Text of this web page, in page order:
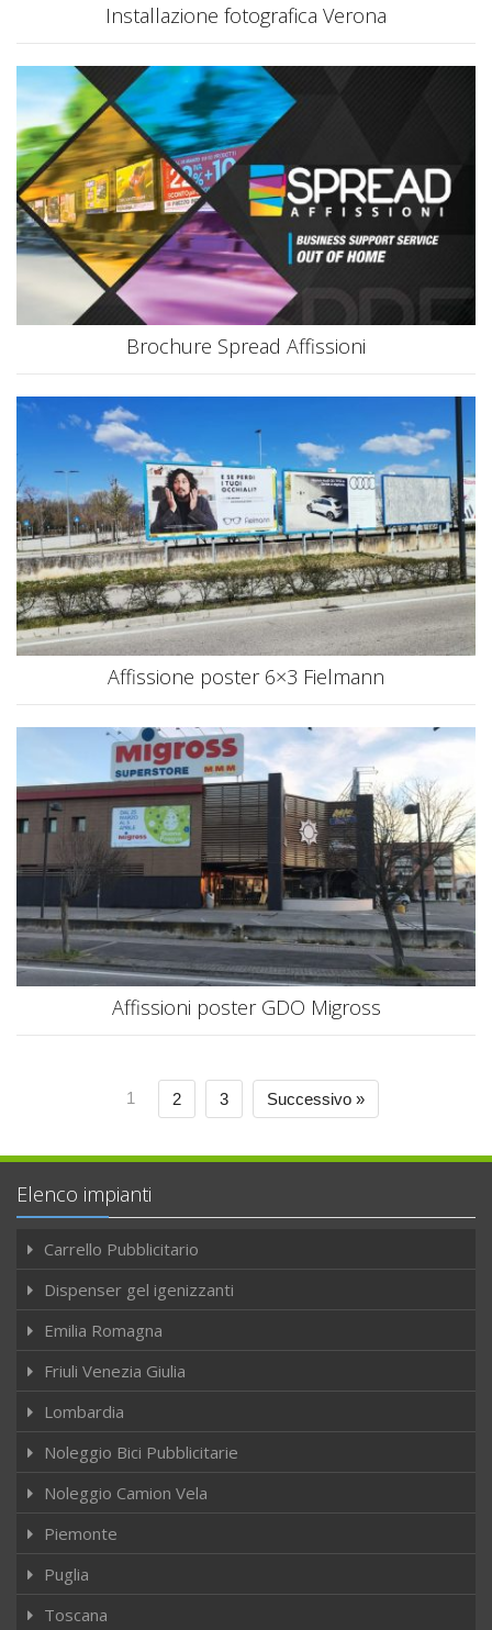
Installazione fotografica Verona
Brochure Spread Affissioni
Affissione poster 6×3 Fielmann
Affissioni poster GDO Migross
1 2 3 Successivo »
Elenco impianti
Carrello Pubblicitario
Dispenser gel igenizzanti
Emilia Romagna
Friuli Venezia Giulia
Lombardia
Noleggio Bici Pubblicitarie
Noleggio Camion Vela
Piemonte
Puglia
Toscana